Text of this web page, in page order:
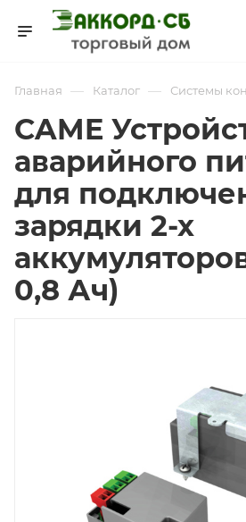
Главная — Каталог — Системы
CAME
аварийного
для
зарядки 2-х
0,8 Ач)